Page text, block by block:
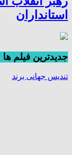
استانداران
جديدترين فیلم ها
تندیس جهانی برند